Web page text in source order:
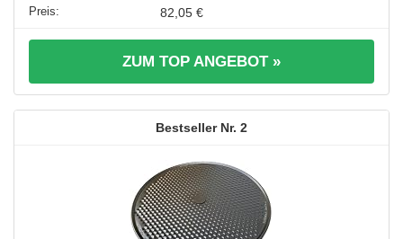
82,05 €
ZUM TOP ANGEBOT »
2